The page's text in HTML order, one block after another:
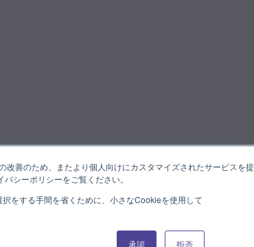
善のため、またより個人向けにカスタマイズされたサービスを提
シーポリシーをご覧ください。
をする手間を省くために、小さなCookieを使用して
承認 拒否